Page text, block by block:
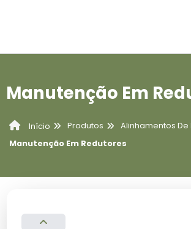
Manutenção Em
Início Produtos
Alinhamentos De
Manutenção Em Redutores